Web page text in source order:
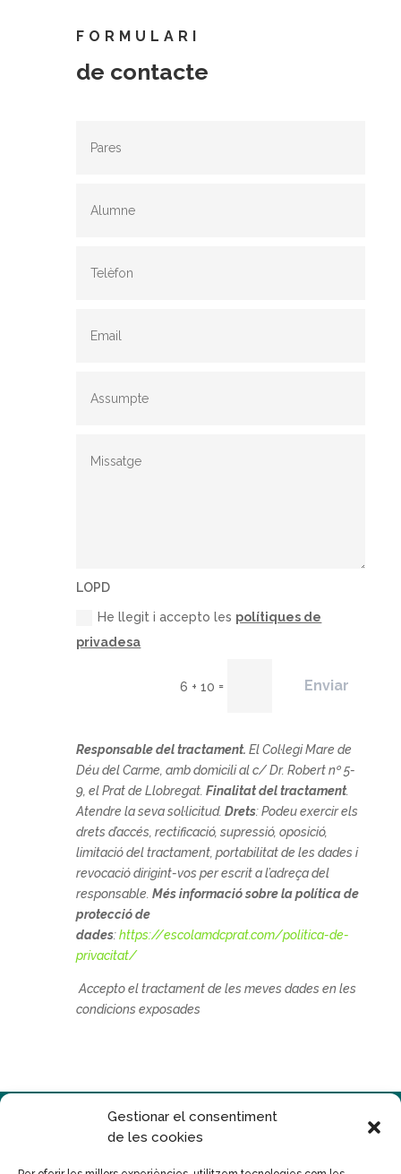
Gestionar el consentiment
de les cookies
FORMULARI
de contacte
LOPD
He llegit i accepto les polítiques de
privadesa
6 + 10 = Enviar
Responsable del tractament.ElCol·legi Mare de
Déu del Carme, amb domicili al c/ Dr. Robert nº 5-
9, el Prat de Llobregat.Finalitat del tractament.
Atendre la seva sol·licitud.Drets: Podeu exercir els
drets d’accés, rectificació, supressió, oposició,
limitació del tractament, portabilitat de les dades i
revocació dirigint-vos per escrit a l’adreça del
responsable.Més informació sobre la política de
protecció de
dades:https://escolamdcprat.com/politica-de-
privacitat/
Accepto el tractament de les meves dades en les
condicions exposades